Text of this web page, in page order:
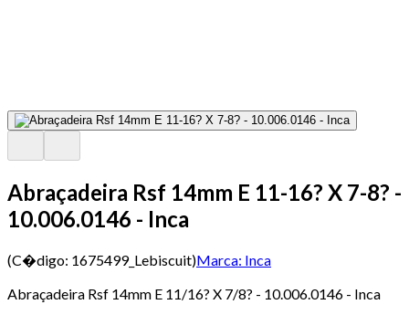
Abraçadeira Rsf 14mm E 11-16? X 7-8? -
10.006.0146 - Inca
(C�digo: 1675499_Lebiscuit)Marca: Inca
Abraçadeira Rsf 14mm E 11/16? X 7/8? - 10.006.0146 - Inca